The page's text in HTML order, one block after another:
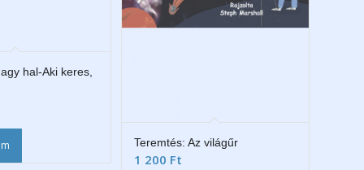
hal-Aki keres,
Teremtés: Az világűr
1 200 Ft